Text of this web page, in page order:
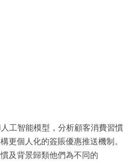
工智能模型，分析顧客消費習慣
更個人化的簽賬優惠推送機制。
及背景歸類他們為不同的